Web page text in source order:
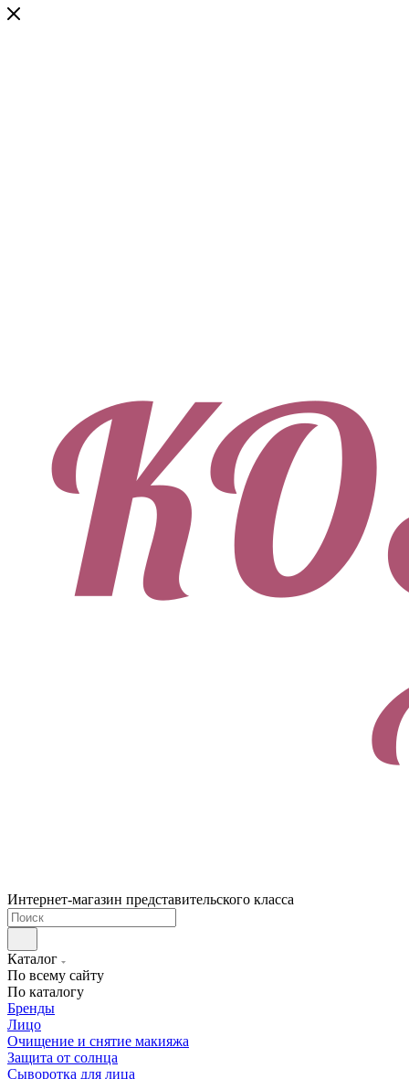
Интернет-магазин представительского класса
Каталог
По всему сайту
По каталогу
Бренды
Лицо
Очищение и снятие макияжа
Защита от солнца
Сыворотка для лица